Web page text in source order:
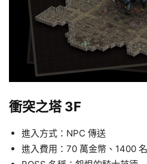
衝突之塔 3F
進入方式：NPC 傳送
進入費用：70 萬金幣、1400